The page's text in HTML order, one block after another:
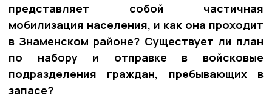
представляет собой частичная
мобилизация населения, и как она проходит
в Знаменском районе? Существует ли план
по набору и отправке в войсковые
подразделения граждан, пребывающих в
запасе?